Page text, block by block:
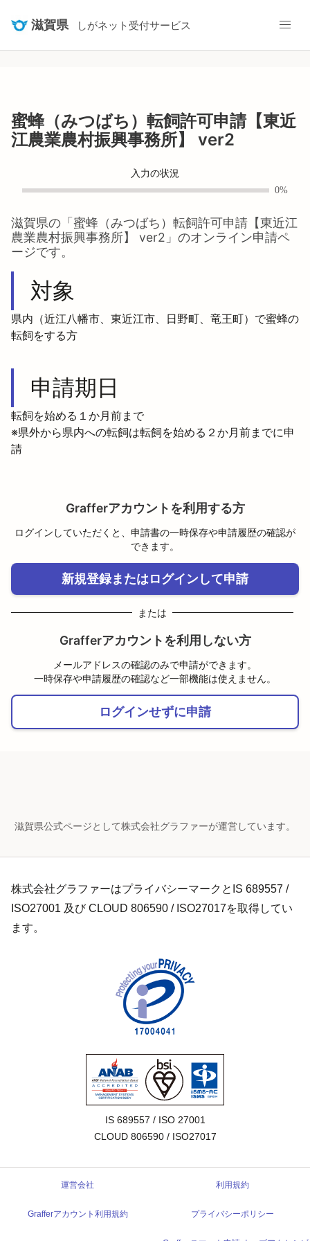
滋賀県 しがネット受付サービス
蜜蜂（みつばち）転飼許可申請【東近
江農業農村振興事務所】 ver2
入力の状況
0%
滋賀県の「 蜜蜂（みつばち）転飼許可申請【東近江
農業農村振興事務所】 ver2 」のオンライン申請ペ
ージです。
対象
県内（近江八幡市、東近江市、日野町、竜王町）で蜜蜂の
転飼をする方
申請期日
転飼を始める１か月前まで
※県外から県内への転飼は転飼を始める２か月前までに申
請
Grafferアカウントを利用する方
ログインしていただくと、申請書の一時保存や申請履歴の確認が
できます。
新規登録またはログインして申請
または
Grafferアカウントを利用しない方
メールアドレスの確認のみで申請ができます。
一時保存や申請履歴の確認など一部機能は使えません。
ログインせずに申請
滋賀県公式ページとして株式会社グラファーが運営しています。
株式会社グラファーはプライバシーマークとIS 689557 /
ISO27001 及び CLOUD 806590 / ISO27017を取得してい
ます。
IS 689557 / ISO 27001
CLOUD 806590 / ISO27017
運営会社 利用規約
Grafferアカウント利用規約 プライバシーポリシー